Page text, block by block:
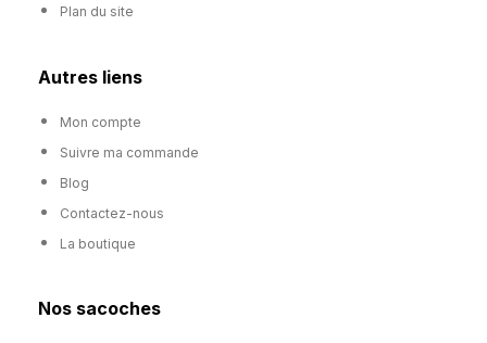
Plan du site
Autres liens
Mon compte
Suivre ma commande
Blog
Contactez-nous
La boutique
Nos sacoches